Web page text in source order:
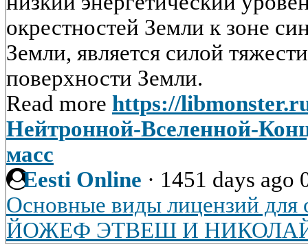
окрестностей Земли к зоне
Земли, является силой
поверхности Земли.
Read more https://
Нейтронной-Вселенной-
масс
Eesti Online · 1451 days ago
Основные виды лицензий для
ЙОЖЕФ ЭТВЕШ И